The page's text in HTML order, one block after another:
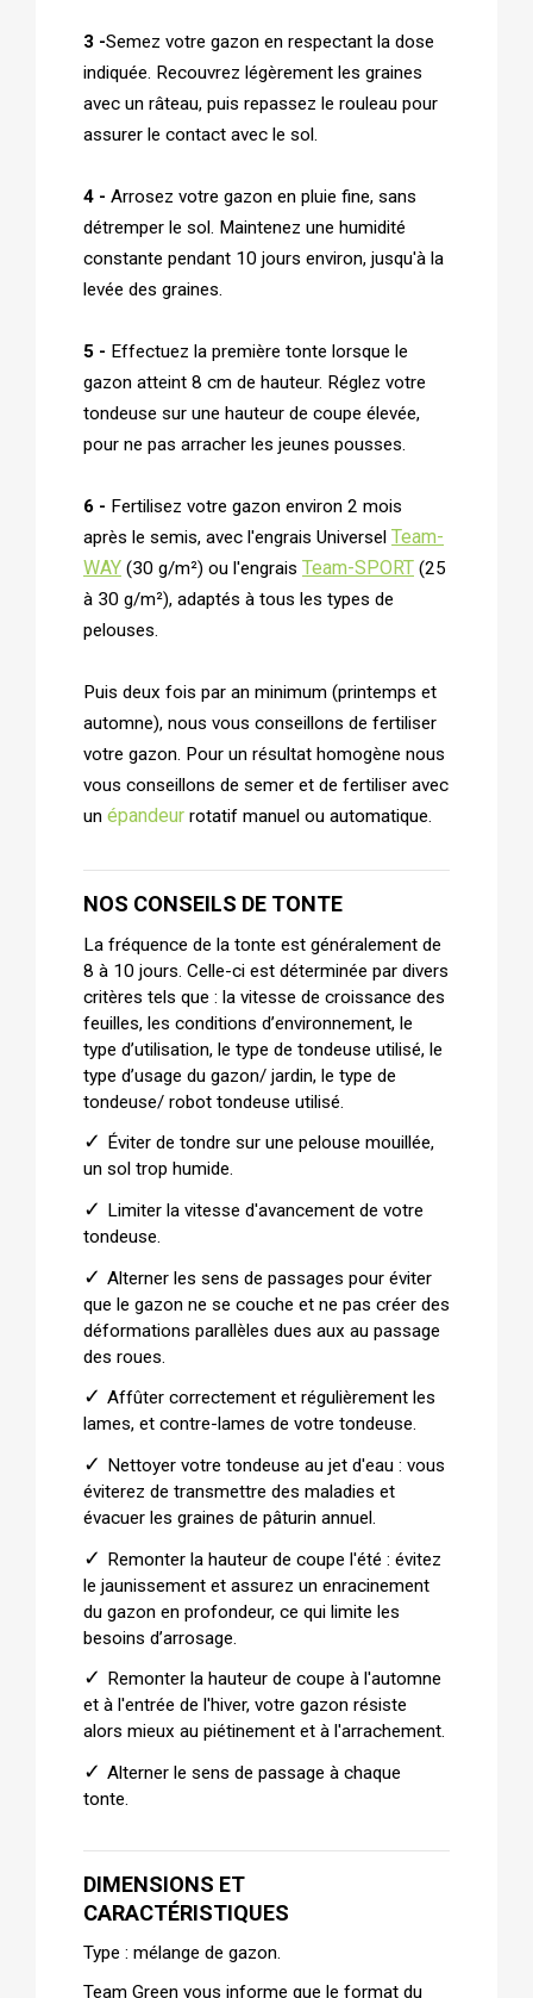
3 -Semez votre gazon en respectant la dose
indiquée. Recouvrez légèrement les graines
avec un râteau, puis repassez le rouleau pour
assurer le contact avec le sol.
4 - Arrosez votre gazon en pluie fine, sans
détremper le sol. Maintenez une humidité
constante pendant 10 jours environ, jusqu'à la
levée des graines.
5 - Effectuez la première tonte lorsque le
gazon atteint 8 cm de hauteur. Réglez votre
tondeuse sur une hauteur de coupe élevée,
pour ne pas arracher les jeunes pousses.
6 - Fertilisez votre gazon environ 2 mois
après le semis, avec l'engrais Universel Team-
WAY (30 g/m²) ou l'engrais Team-SPORT (25
à 30 g/m²), adaptés à tous les types de
pelouses.
Puis deux fois par an minimum (printemps et
automne), nous vous conseillons de fertiliser
votre gazon. Pour un résultat homogène nous
vous conseillons de semer et de fertiliser avec
un épandeur rotatif manuel ou automatique.
NOS CONSEILS DE TONTE
La fréquence de la tonte est généralement de
8 à 10 jours. Celle-ci est déterminée par divers
critères tels que : la vitesse de croissance des
feuilles, les conditions d’environnement, le
type d’utilisation, le type de tondeuse utilisé, le
type d’usage du gazon/ jardin, le type de
tondeuse/ robot tondeuse utilisé.
✓ Éviter de tondre sur une pelouse mouillée,
un sol trop humide.
✓ Limiter la vitesse d'avancement de votre
tondeuse.
✓ Alterner les sens de passages pour éviter
que le gazon ne se couche et ne pas créer des
déformations parallèles dues aux au passage
des roues.
✓ Affûter correctement et régulièrement les
lames, et contre-lames de votre tondeuse.
✓ Nettoyer votre tondeuse au jet d'eau : vous
éviterez de transmettre des maladies et
évacuer les graines de pâturin annuel.
✓ Remonter la hauteur de coupe l'été : évitez
le jaunissement et assurez un enracinement
du gazon en profondeur, ce qui limite les
besoins d’arrosage.
✓ Remonter la hauteur de coupe à l'automne
et à l'entrée de l'hiver, votre gazon résiste
alors mieux au piétinement et à l'arrachement.
✓ Alterner le sens de passage à chaque
tonte.
DIMENSIONS ET
CARACTÉRISTIQUES
Type : mélange de gazon.
Team Green vous informe que le format du